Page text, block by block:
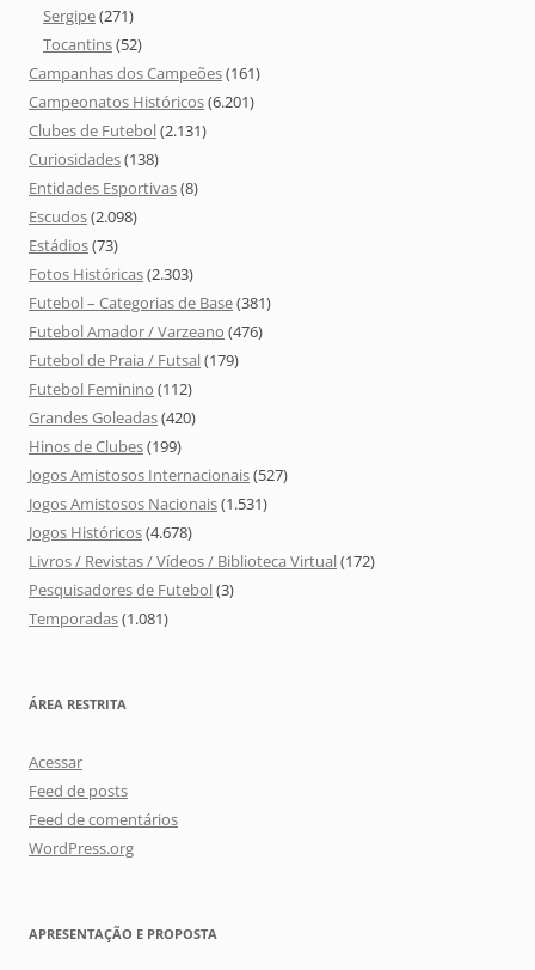
Sergipe(271)
Tocantins(52)
Campanhas dos Campeões(161)
Campeonatos Históricos(6.201)
Clubes de Futebol(2.131)
Curiosidades(138)
Entidades Esportivas(8)
Escudos(2.098)
Estádios(73)
Fotos Históricas(2.303)
Futebol – Categorias de Base(381)
Futebol Amador / Varzeano (476)
Futebol de Praia / Futsal(179)
Futebol Feminino (112)
Grandes Goleadas(420)
Hinos de Clubes(199)
Jogos Amistosos Internacionais(527)
Jogos Amistosos Nacionais(1.531)
Jogos Históricos(4.678)
Livros / Revistas / Vídeos / Biblioteca Virtual(172)
Pesquisadores de Futebol(3)
Temporadas(1.081)
ÁREA RESTRITA
Acessar
Feed de posts
Feed de comentários
WordPress.org
APRESENTAÇÃO E PROPOSTA